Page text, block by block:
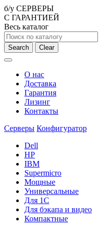
б/у СЕРВЕРЫ
С ГАРАНТИЕЙ
Весь каталог
Search Clear
О нас
Доставка
Гарантия
Лизинг
Контакты
Серверы Конфигуратор
Dell
HP
IBM
Supermicro
Мощные
Универсальные
Для 1С
Для бэкапа и видео
Компактные